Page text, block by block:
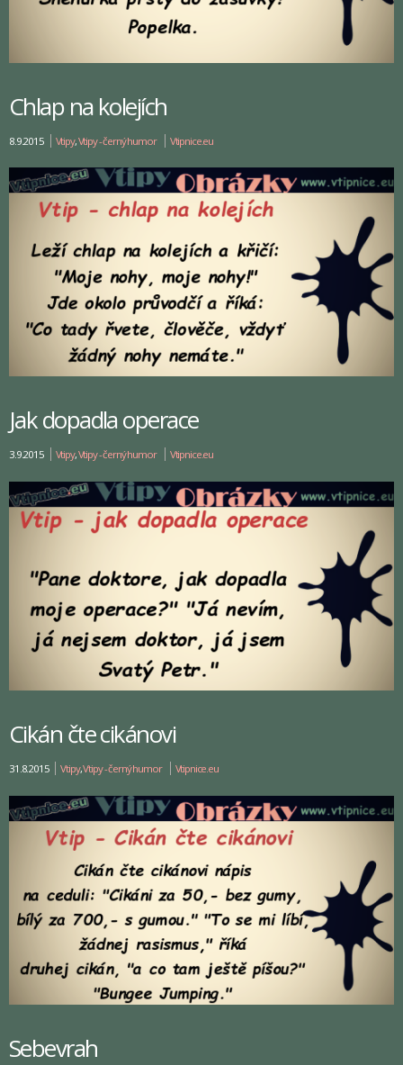
Chlap na kolejích
8.9.2015 Vtipy,Vtipy - černý humor Vtipnice.eu
Jak dopadla operace
3.9.2015 Vtipy,Vtipy - černý humor Vtipnice.eu
Cikán čte cikánovi
31.8.2015 Vtipy,Vtipy - černý humor Vtipnice.eu
Sebevrah